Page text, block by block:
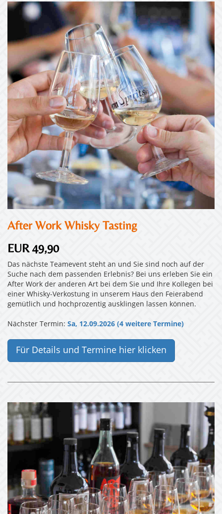
After Work Whisky Tasting
EUR 49,90
Das nächste Teamevent steht an und Sie sind noch auf der
Suche nach dem passenden Erlebnis? Bei uns erleben Sie ein
After Work der anderen Art bei dem Sie und Ihre Kollegen bei
einer Whisky-Verkostung in unserem Haus den Feierabend
gemütlich und hochprozentig ausklingen lassen können.
Nächster Termin: Sa, 12.09.2026 (4 weitere Termine)
Für Details und Termine hier klicken